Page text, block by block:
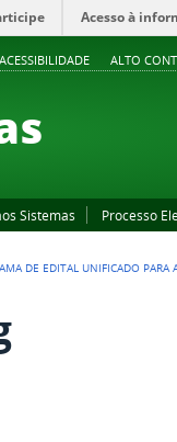
ACESSIBILIDADE ALTO
Acesso à
Sistemas Processo
DE EDITAL UNIFICADO PARA